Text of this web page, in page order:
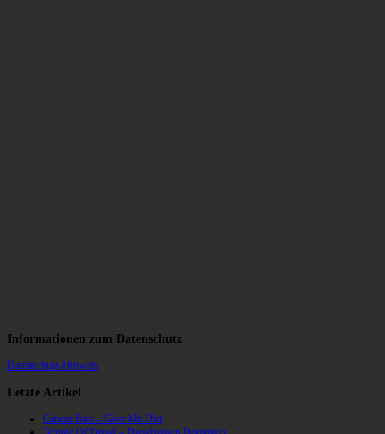
Informationen zum Datenschutz
Datenschutz-Hinweis
Letzte Artikel
Cancer Bats – Give Me Dirt